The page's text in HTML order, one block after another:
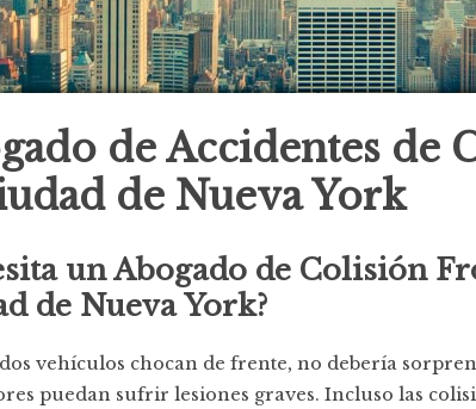
de Accidentes de
de Nueva York
un Abogado de Colisión
de Nueva York?
vehículos chocan de frente, no debería
puedan sufrir lesiones graves. Incluso las